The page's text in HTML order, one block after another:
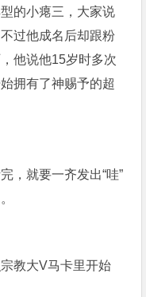
的小瘪三，大家说
过他成名后却跟粉
他说他15岁时多次
拥有了神赐予的超
，就要一齐发出“哇”
教大V马卡里开始